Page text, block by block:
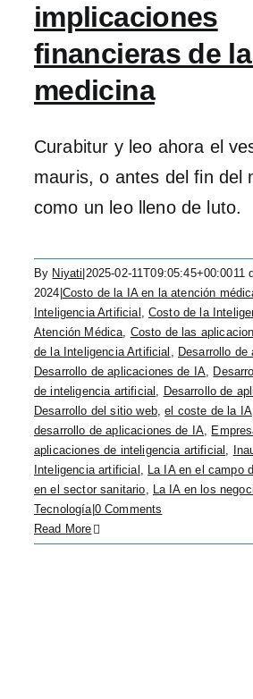
implicaciones
financieras de
medicina
Curabitur y leo ahora el
mauris, o antes del fin del
como un leo lleno de luto.
By Niyati 2025-02-11T09:05:45+00:0011
2024 Costo de la IA en la atención
Inteligencia Artificial ,Costo de la
Atención Médica, Costo de las
de la Inteligencia Artificial , Desarrollo de
Desarrollo de aplicaciones de IA,
de inteligencia artificial , Desarrollo de
Desarrollo del sitio web,el coste de la IA
desarrollo de aplicaciones de IA,
aplicaciones de inteligencia artificial ,
Inteligencia artificial , La IA en el campo
en el sector sanitario, La IA en los
Tecnología| 0 Comments
Read More